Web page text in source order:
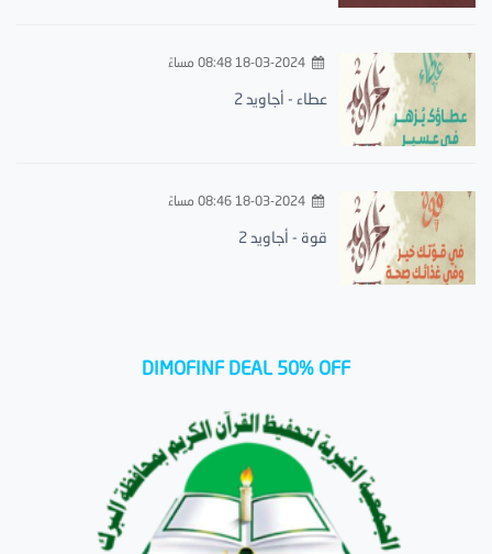
18-03-2024 08:48 مساءً
عطاء - أجاويد 2
18-03-2024 08:46 مساءً
قوة - أجاويد 2
DIMOFINF DEAL 50% OFF